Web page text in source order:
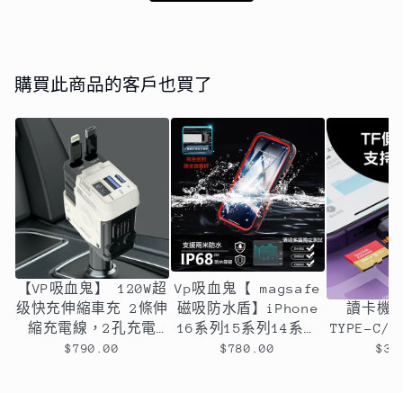
購買此商品的客戶也買了
【VP吸血鬼】 120W超
级快充伸縮車充 2條伸
縮充電線，2孔充電
孔，可旋轉
$790.00
Vp吸血鬼【 magsafe
磁吸防水盾】iPhone
16系列15系列14系列
全新磁吸防水殼IP68
$780.00
超強！多
讀卡機
TYPE-
可任選（